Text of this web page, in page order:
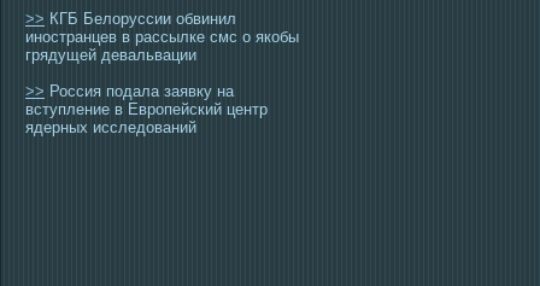
>> КГБ Белоруссии обвинил
иностранцев в рассылке смс о якобы
грядущей девальвации
>> Россия подала заявку на
вступление в Европейский центр
ядерных исследований